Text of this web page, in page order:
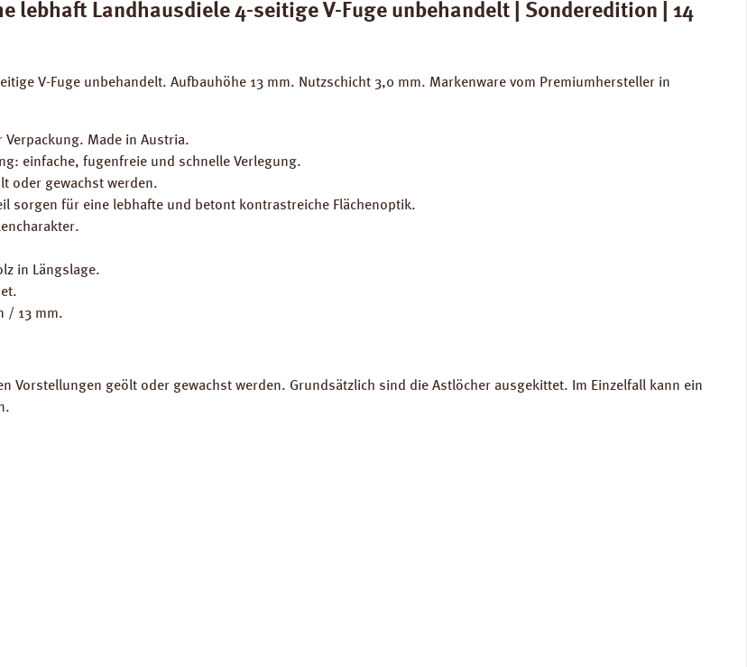
lebhaft Landhausdiele 4-seitige V-Fuge unbehandelt | Sonderedition | 14
V-Fuge unbehandelt. Aufbauhöhe 13 mm. Nutzschicht 3,0 mm. Markenware vom Premiumhersteller in
Verpackung. Made in Austria.
einfache, fugenfreie und schnelle Verlegung.
oder gewachst werden.
sorgen für eine lebhafte und betont kontrastreiche Flächenoptik.
in Längslage.
/ 13 mm.
Vorstellungen geölt oder gewachst werden. Grundsätzlich sind die Astlöcher ausgekittet. Im Einzelfall kann ein